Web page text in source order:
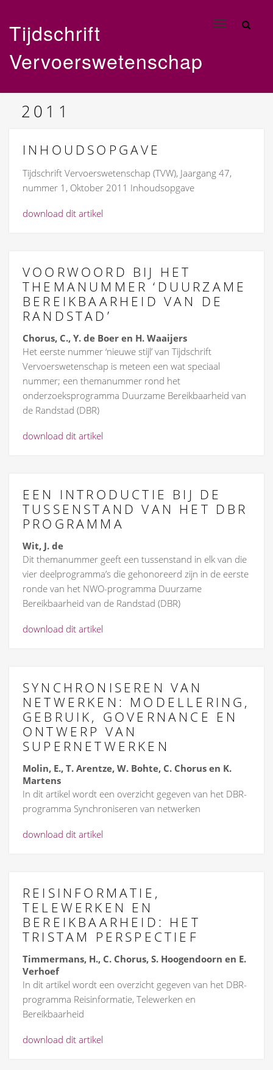
Toggle
Tijdschrift
Vervoerswetenschap
2011
INHOUDSOPGAVE
Tijdschrift Vervoerswetenschap (TVW), Jaargang 47,
nummer 1, Oktober 2011 Inhoudsopgave
download dit artikel
VOORWOORD BIJ HET
THEMANUMMER ‘DUURZAME
BEREIKBAARHEID VAN DE
RANDSTAD’
Chorus, C., Y. de Boer en H. Waaijers
Het eerste nummer ‘nieuwe stijl’ van Tijdschrift
Vervoerswetenschap is meteen een wat speciaal
nummer; een themanummer rond het
onderzoeksprogramma Duurzame Bereikbaarheid van
de Randstad (DBR)
download dit artikel
EEN INTRODUCTIE BIJ DE
TUSSENSTAND VAN HET DBR
PROGRAMMA
Wit, J. de
Dit themanummer geeft een tussenstand in elk van die
vier deelprogramma’s die gehonoreerd zijn in de eerste
ronde van het NWO-programma Duurzame
Bereikbaarheid van de Randstad (DBR)
download dit artikel
SYNCHRONISEREN VAN
NETWERKEN: MODELLERING,
GEBRUIK, GOVERNANCE EN
ONTWERP VAN
SUPERNETWERKEN
Molin, E., T. Arentze, W. Bohte, C. Chorus en K.
Martens
In dit artikel wordt een overzicht gegeven van het DBR-
programma Synchroniseren van netwerken
download dit artikel
REISINFORMATIE,
TELEWERKEN EN
BEREIKBAARHEID: HET
TRISTAM PERSPECTIEF
Timmermans, H., C. Chorus, S. Hoogendoorn en E.
Verhoef
In dit artikel wordt een overzicht gegeven van het DBR-
programma Reisinformatie, Telewerken en
Bereikbaarheid
download dit artikel